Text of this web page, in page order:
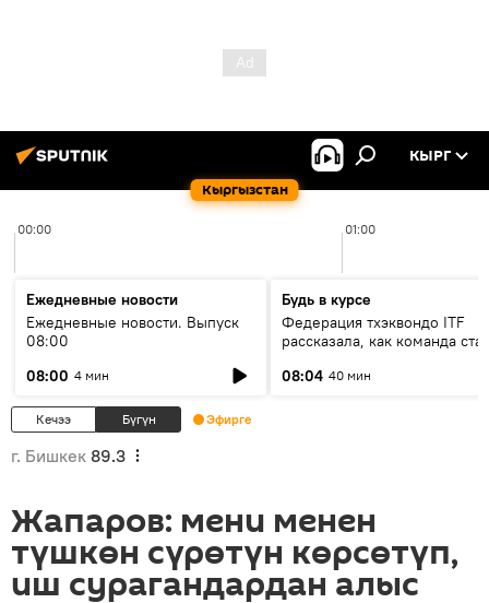
Кыргызстан
КЫРГ
00:00 01:00
Ежедневные новости
Ежедневные новости. Выпуск
08:00
08:00 4 мин
Будь в курсе
Федерация тхэквондо ITF
рассказала, как команда
08:04 40 мин
Кечээ Бүгүн Эфирге
г. Бишкек 89.3
Жапаров: мени менен
түшкөн сүрөтүн көрсөтүп,
иш сурагандардан алыс